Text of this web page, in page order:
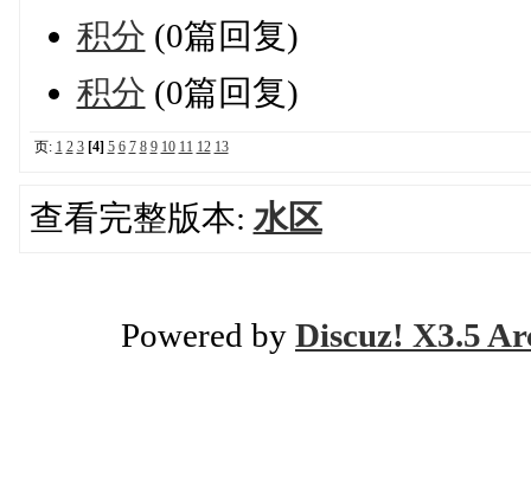
积分 (0篇回复)
积分 (0篇回复)
页: 1 2 3 [4] 5 6 7 8 9 10 11 12 13
查看完整版本: 水区
Powered by Discuz! X3.5